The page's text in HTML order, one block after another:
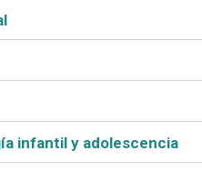
infantil y adolescencia